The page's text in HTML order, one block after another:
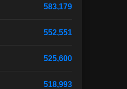
583,179
552,551
525,600
518,993